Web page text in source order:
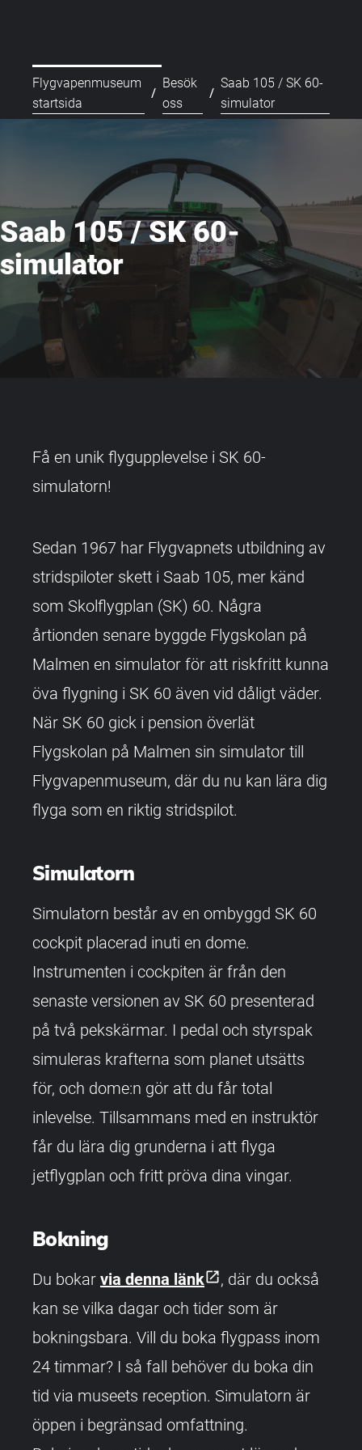
Flygvapenmuseum
startsida
/
Besök
oss
/
Saab 105 / SK 60-
simulator
Saab 105 / SK 60-
simulator
Få en unik flygupplevelse i SK 60-
simulatorn!
Sedan 1967 har Flygvapnets utbildning av
stridspiloter skett i Saab 105, mer känd
som Skolflygplan (SK) 60. Några
årtionden senare byggde Flygskolan på
Malmen en simulator för att riskfritt kunna
öva flygning i SK 60 även vid dåligt väder.
När SK 60 gick i pension överlät
Flygskolan på Malmen sin simulator till
Flygvapenmuseum, där du nu kan lära dig
flyga som en riktig stridspilot.
Simulatorn
Simulatorn består av en ombyggd SK 60
cockpit placerad inuti en dome.
Instrumenten i cockpiten är från den
senaste versionen av SK 60 presenterad
på två pekskärmar. I pedal och styrspak
simuleras krafterna som planet utsätts
för, och dome:n gör att du får total
inlevelse. Tillsammans med en instruktör
får du lära dig grunderna i att flyga
jetflygplan och fritt pröva dina vingar.
Bokning
Du bokar via denna länkopen_in_new, där du också
kan se vilka dagar och tider som är
bokningsbara. Vill du boka flygpass inom
24 timmar? I så fall behöver du boka din
tid via museets reception. Simulatorn är
öppen i begränsad omfattning.